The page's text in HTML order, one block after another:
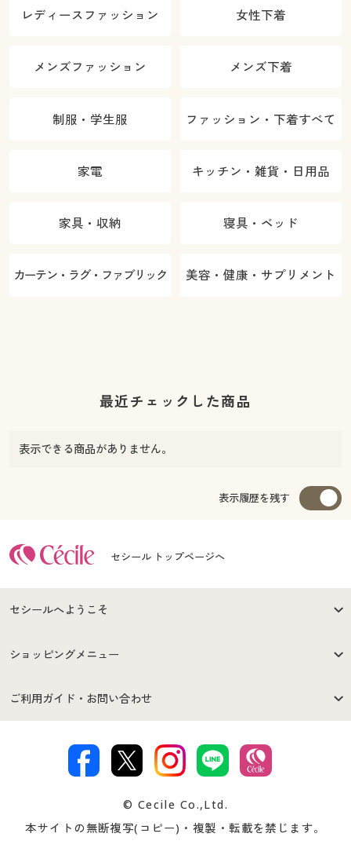
レディースファッション 女性下着
メンズファッション メンズ下着
制服・学生服 ファッション・下着すべて
家電 キッチン・雑貨・日用品
家具・収納 寝具・ベッド
カーテン・ラグ・ファブリック 美容・健康・サプリメント
最近チェックした商品
表示できる商品がありません。
表示履歴を残す
セシール トップページへ
セシールへようこそ
はじめての方へ
セシールご利用規約
著作権・商標について 会社案内
ショッピングメニュー
商品カテゴリ
プレゼント＆キャンペーン サイトマップ
ご利用ガイド・お問い合わせ
交換・返品は お支払は
ついて
忘れの場合
© Cecile Co.,Ltd.
本サイトの無断複写(コピー)・複製・転載を禁じます。